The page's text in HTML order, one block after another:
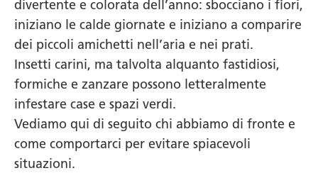
divertente e colorata dell’anno: sbocciano i fiori,
iniziano le calde giornate e iniziano a comparire
dei piccoli amichetti nell’aria e nei prati.
Insetti carini, ma talvolta alquanto fastidiosi,
formiche e zanzare possono letteralmente
infestare case e spazi verdi.
Vediamo qui di seguito chi abbiamo di fronte e
come comportarci per evitare spiacevoli
situazioni.